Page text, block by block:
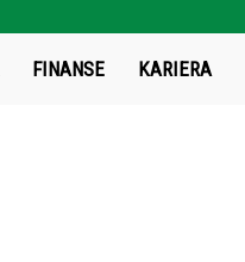
FINANSE KARIERA